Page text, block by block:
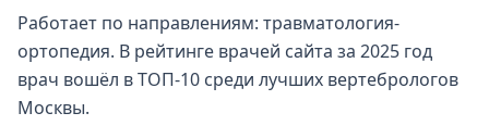
Работает по направлениям: травматология-
ортопедия. В рейтинге врачей сайта за 2025 год
врач вошёл в ТОП-10 среди лучших вертебрологов
Москвы.